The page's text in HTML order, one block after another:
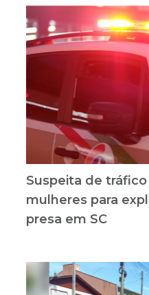
Suspeita de
mulheres para
presa em SC